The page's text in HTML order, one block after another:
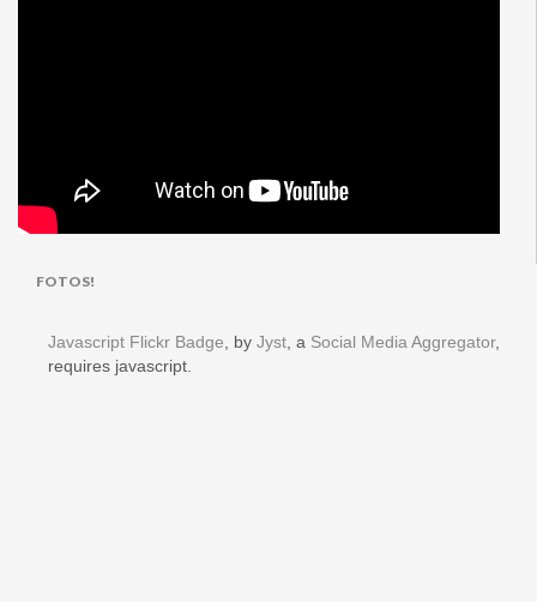
FOTOS!
Javascript Flickr Badge, by Jyst, a Social Media Aggregator,
requires javascript.